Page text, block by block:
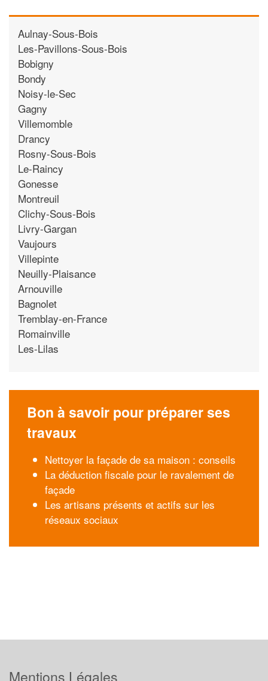
Aulnay-Sous-Bois
Les-Pavillons-Sous-Bois
Bobigny
Bondy
Noisy-le-Sec
Gagny
Villemomble
Drancy
Rosny-Sous-Bois
Le-Raincy
Gonesse
Montreuil
Clichy-Sous-Bois
Livry-Gargan
Vaujours
Villepinte
Neuilly-Plaisance
Arnouville
Bagnolet
Tremblay-en-France
Romainville
Les-Lilas
Bon à savoir pour préparer ses
travaux
Nettoyer la façade de sa maison : conseils
La déduction fiscale pour le ravalement de
façade
Les artisans présents et actifs sur les
réseaux sociaux
Mentions Légales